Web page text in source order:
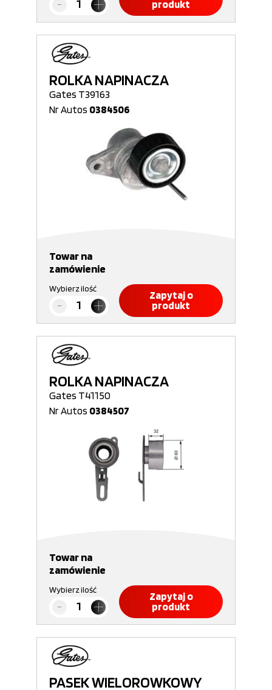
produkt
ROLKA NAPINACZA
Gates T39163
Nr Autos 0384506
Towar na
zamówienie
Wybierz ilość
Zapytaj o
produkt
ROLKA NAPINACZA
Gates T41150
Nr Autos 0384507
Towar na
zamówienie
Wybierz ilość
Zapytaj o
produkt
PASEK WIELOROWKOWY